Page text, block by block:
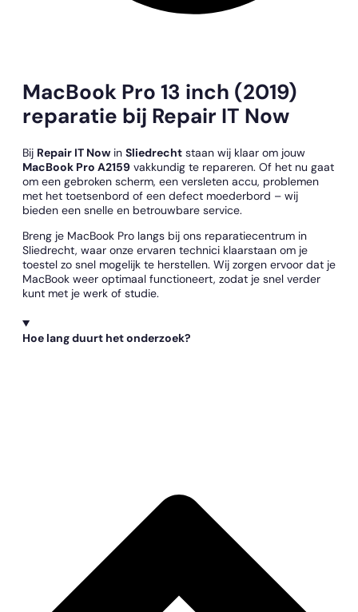
MacBook Pro 13 inch (2019)
reparatie bij Repair IT Now
Bij Repair IT Now in Sliedrecht staan wij klaar om jouw
MacBook Pro A2159 vakkundig te repareren. Of het nu gaat
om een gebroken scherm, een versleten accu, problemen
met het toetsenbord of een defect moederbord – wij
bieden een snelle en betrouwbare service.
Breng je MacBook Pro langs bij ons reparatiecentrum in
Sliedrecht, waar onze ervaren technici klaarstaan om je
toestel zo snel mogelijk te herstellen. Wij zorgen ervoor dat je
MacBook weer optimaal functioneert, zodat je snel verder
kunt met je werk of studie.
Hoe lang duurt het onderzoek?